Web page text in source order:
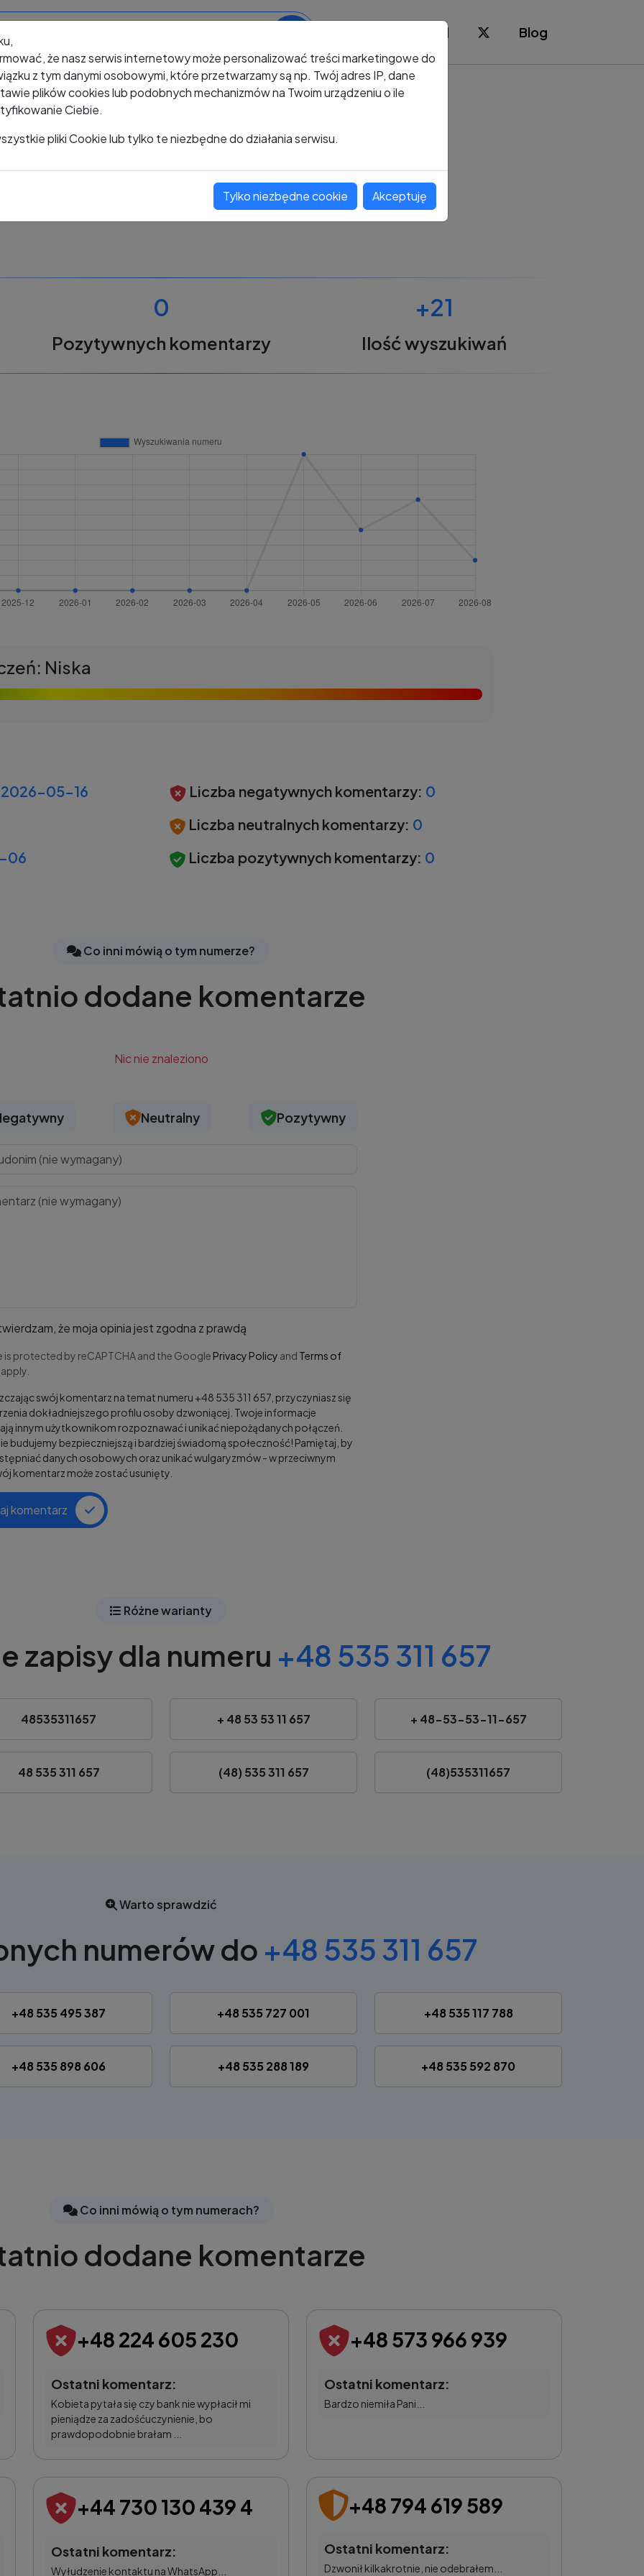
Blog
+48 535 311 657
Oceń ten numer
0
Pozytywnych komentarzy
+21
Ilość wyszukiwań
Niska
2026-05-16
06
Liczba negatywnych komentarzy: 0
Liczba neutralnych komentarzy: 0
Liczba pozytywnych komentarzy: 0
Co inni mówią o tym numerze?
dodane komentarze
Nic nie znaleziono
Neutralny Pozytywny
że moja opinia jest zgodna z prawdą
is protected by reCAPTCHA and the Google Privacy Policy and Terms of
apply.
swój komentarz na temat numeru +48 535 311 657, przyczyniasz się
dokładniejszego profilu osoby dzwoniącej. Twoje informacje
innym użytkownikom rozpoznawać i unikać niepożądanych połączeń.
budujemy bezpieczniejszą i bardziej świadomą społeczność! Pamiętaj, by
danych osobowych oraz unikać wulgaryzmów - w przeciwnym
komentarz może zostać usunięty.
komentarz
Różne warianty
zapisy dla numeru +48 535 311 657
48535311657 + 48 53 53 11 657 + 48-53-53-11-657
48 535 311 657 (48) 535 311 657 (48)535311657
Warto sprawdzić
numerów do +48 535 311 657
+48 535 495 387 +48 535 727 001 +48 535 117 788
+48 535 898 606 +48 535 288 189 +48 535 592 870
Co inni mówią o tym numerach?
dodane komentarze
+48 224 605 230
Ostatni komentarz:
Kobieta pytała się czy bank nie wypłacił mi
pieniądze za zadośćuczynienie, bo
prawdopodobnie brałam ...
+48 573 966 939
Ostatni komentarz:
Bardzo niemiła Pani...
+44 730 130 439 4
Ostatni komentarz:
Wyłudzenie kontaktu na WhatsApp...
+48 794 619 589
Ostatni komentarz:
Dzwonił kilkakrotnie, nie odebrałem...
że nasz serwis internetowy może personalizować treści marketingowe do
z tym danymi osobowymi, które przetwarzamy są np. Twój adres IP, dane
plików cookies lub podobnych mechanizmów na Twoim urządzeniu o ile
Ciebie.
pliki Cookie lub tylko te niezbędne do działania serwisu.
Tylko niezbędne cookie Akceptuję